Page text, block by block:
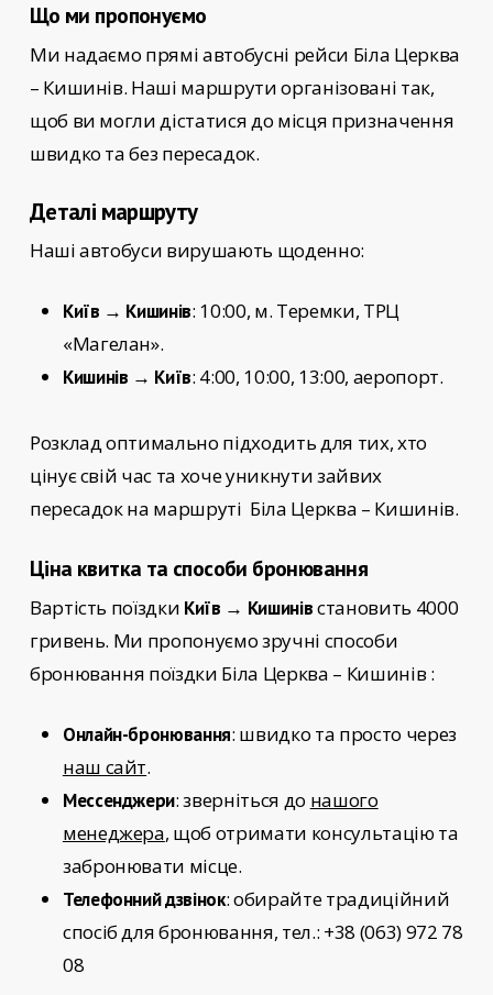
Що ми пропонуємо
Ми надаємо прямі автобусні рейси Біла Церква
– Кишинів. Наші маршрути організовані так,
щоб ви могли дістатися до місця призначення
швидко та без пересадок.
Деталі маршруту
Наші автобуси вирушають щоденно:
Київ → Кишинів: 10:00, м. Теремки, ТРЦ
«Магелан».
Кишинів → Київ: 4:00, 10:00, 13:00, аеропорт.
Розклад оптимально підходить для тих, хто
цінує свій час та хоче уникнути зайвих
пересадок на маршруті Біла Церква – Кишинів.
Ціна квитка та способи бронювання
Вартість поїздки Київ → Кишинівстановить 4000
гривень. Ми пропонуємо зручні способи
бронювання поїздки Біла Церква – Кишинів :
Онлайн-бронювання: швидко та просто через
наш сайт.
Мессенджери: зверніться до нашого
менеджера, щоб отримати консультацію та
забронювати місце.
Телефонний дзвінок: обирайте традиційний
спосіб для бронювання, тел.: +38 (063) 972 78
08